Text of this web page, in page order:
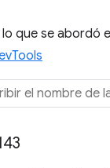
que se abordó